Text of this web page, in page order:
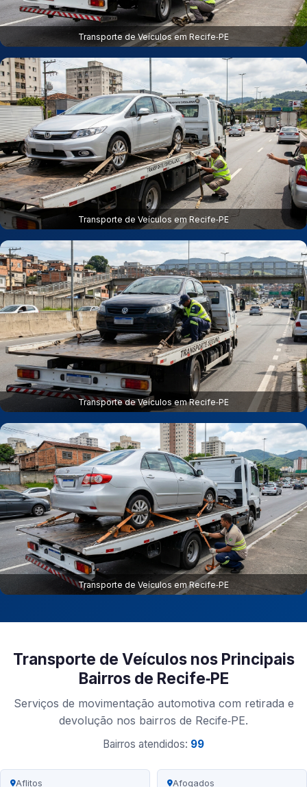
Transporte de Veículos em Recife‑PE
Transporte de Veículos em Recife‑PE
Transporte de Veículos em Recife‑PE
Transporte de Veículos em Recife‑PE
Transporte de Veículos nos Principais
Bairros de Recife‑PE
Serviços de movimentação automotiva com retirada e
devolução nos bairros de Recife‑PE.
Bairros atendidos: 99
Aflitos Afogados